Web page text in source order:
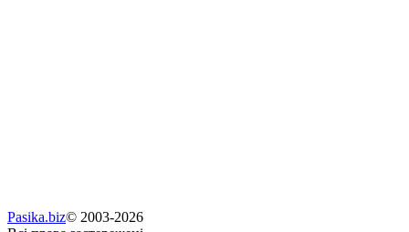
Pasika.biz© 2003-2026